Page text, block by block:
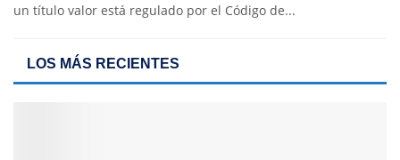
un título valor está regulado por el Código de...
LOS MÁS RECIENTES